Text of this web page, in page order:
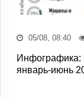
05/08, 08:40
Инфографика:
январь-июнь